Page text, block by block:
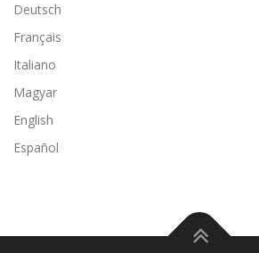
Deutsch
Français
Italiano
Magyar
English
Español